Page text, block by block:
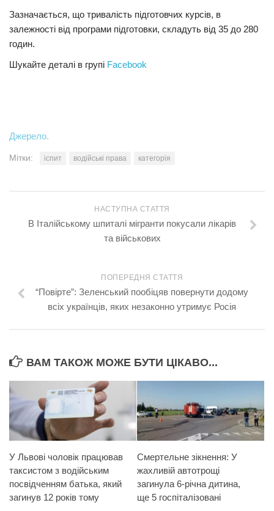
Зазначається, що тривалість підготовчих курсів, в
залежності від програми підготовки, складуть від 35 до 280
годин.
Шукайте деталі в групі Facebook
Джерело.
Мітки: іспит водійські права категорія
НАСТУПНА СТАТТЯ
В Італійському шпиталі мігранти покусали лікарів
та військових
ПОПЕРЕДНЯ СТАТТЯ
“Повірте”: Зеленський пообіцяв повернути додому
всіх українців, яких незаконно утримує Росія
ВАМ ТАКОЖ МОЖЕ БУТИ ЦІКАВО...
У Львові чоловік працював
таксистом з водійським
посвідченням батька, який
загинув 12 років тому
Смертельне зікнення: У
жахливій автотрощі
загинула 6-річна дитина,
ще 5 госпіталізовані